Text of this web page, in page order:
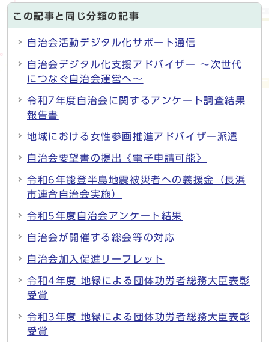
この記事と同じ分類の記事
自治会活動デジタル化サポート通信
自治会デジタル化支援アドバイザー ～次世代
につなぐ自治会運営へ～
令和7年度自治会に関するアンケート調査結果
報告書
地域における女性参画推進アドバイザー派遣
自治会要望書の提出《電子申請可能》
令和6年能登半島地震被災者への義援金（長浜
市連合自治会実施）
令和5年度自治会アンケート結果
自治会が開催する総会等の対応
自治会加入促進リーフレット
令和4年度 地縁による団体功労者総務大臣表彰
受賞
令和3年度 地縁による団体功労者総務大臣表彰
受賞